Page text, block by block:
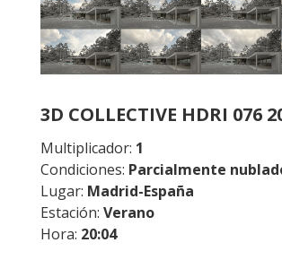
3D COLLECTIVE HDRI 076
Multiplicador: 1
Condiciones: Parcialmente
Lugar: Madrid-España
Estación: Verano
Hora: 20:04